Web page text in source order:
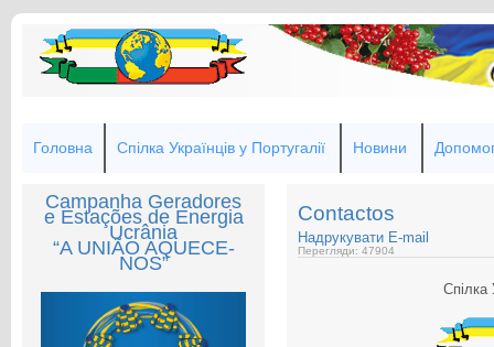
Головна Спілка Українців у Португалії Новини
Campanha Geradores
e Estações de Energia
Ucrânia
“A UNIÃO AQUECE-
NOS”
Contactos
Надрукувати E-mail
Перегляди: 47904
Спілка